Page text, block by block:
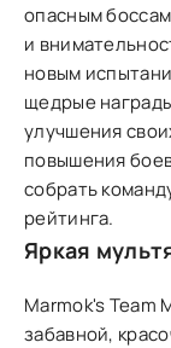
опасным
и
новым
щедрые
улучшения
повышения
собрать
рейтинга.
Яркая
Marmok's Team
забавной,